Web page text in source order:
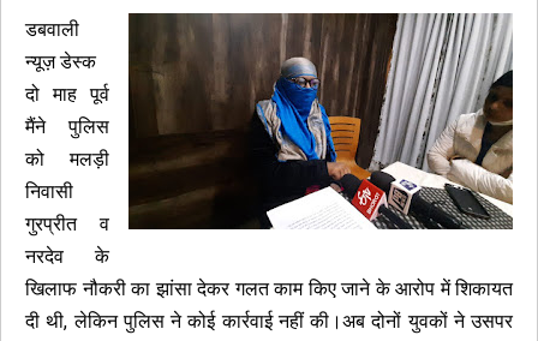
डबवाली
न्यूज़ डेस्क
दो माह पूर्व
मैंने पुलिस
को मलड़ी
निवासी
गुरप्रीत व
नरदेव के
खिलाफ नौकरी का झांसा देकर गलत काम किए जाने के आरोप में शिकायत
दी थी, लेकिन पुलिस ने कोई कार्रवाई नहीं की।अब दोनों युवकों ने उसपर